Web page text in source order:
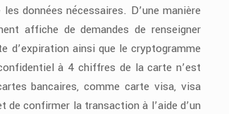
données nécessaires. D’une manière
affiche de demandes de renseigner
d’expiration ainsi que le cryptogramme
à 4 chiffres de la carte n’est
bancaires, comme carte visa, visa
confirmer la transaction à l’aide d’un